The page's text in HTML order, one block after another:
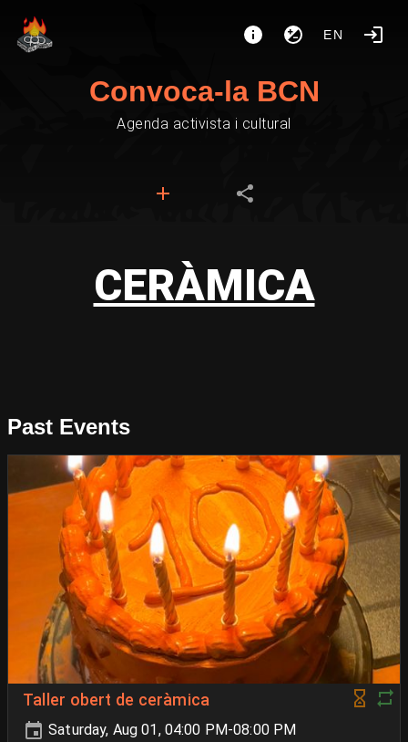
EN
Convoca-la BCN
Agenda activista i cultural
CERÀMICA
Past Events
Taller obert de ceràmica
Saturday, Aug 01, 04:00 PM-08:00 PM